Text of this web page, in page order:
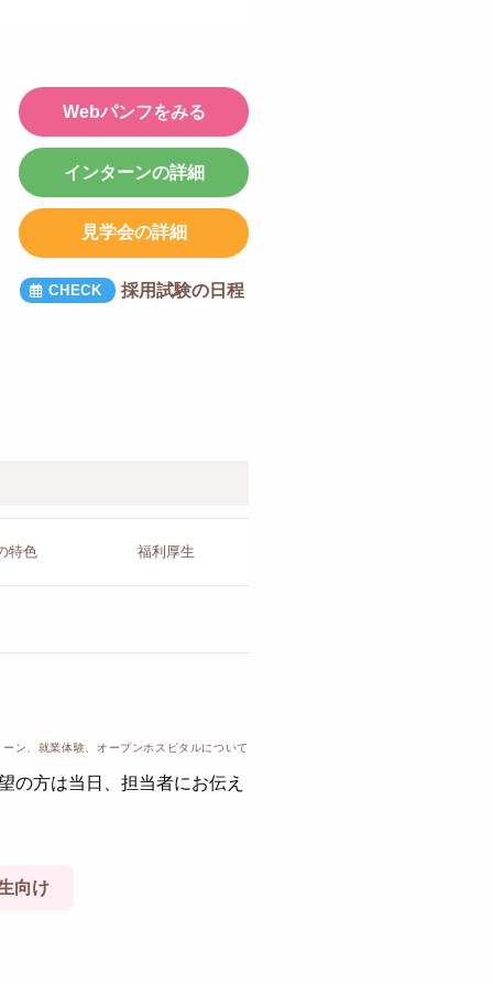
Webパンフをみる
インターンの詳細
見学会の詳細
採用試験の日程
特色 福利厚生
ーン、就業体験、オープンホスピタルについて
の方は当日、担当者にお伝え
向け